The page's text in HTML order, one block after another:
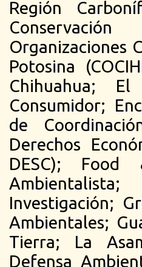
Región
Organizaciones
Potosina
Chihuahua;
Consumidor;
de
Derechos
DESC);
Investigación;
Ambientales;
Tierra; La
Defensa